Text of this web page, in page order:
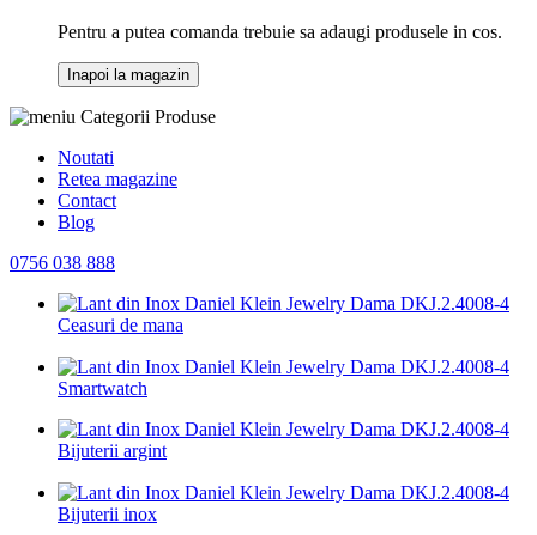
Pentru a putea comanda trebuie sa adaugi produsele in cos.
Inapoi la magazin
Categorii Produse
Noutati
Retea magazine
Contact
Blog
0756 038 888
Ceasuri de mana
Smartwatch
Bijuterii argint
Bijuterii inox